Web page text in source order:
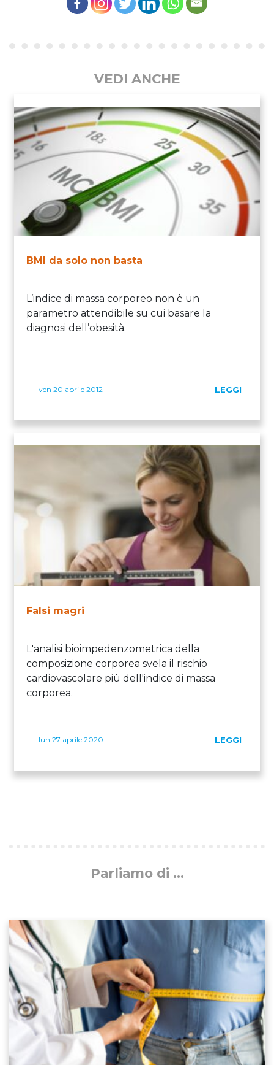
VEDI ANCHE
BMI da solo non basta
L’indice di massa corporeo non è un
parametro attendibile su cui basare la
diagnosi dell’obesità.
ven 20 aprile 2012 LEGGI
Falsi magri
L'analisi bioimpedenzometrica della
composizione corporea svela il rischio
cardiovascolare più dell'indice di massa
corporea.
lun 27 aprile 2020 LEGGI
Parliamo di ...